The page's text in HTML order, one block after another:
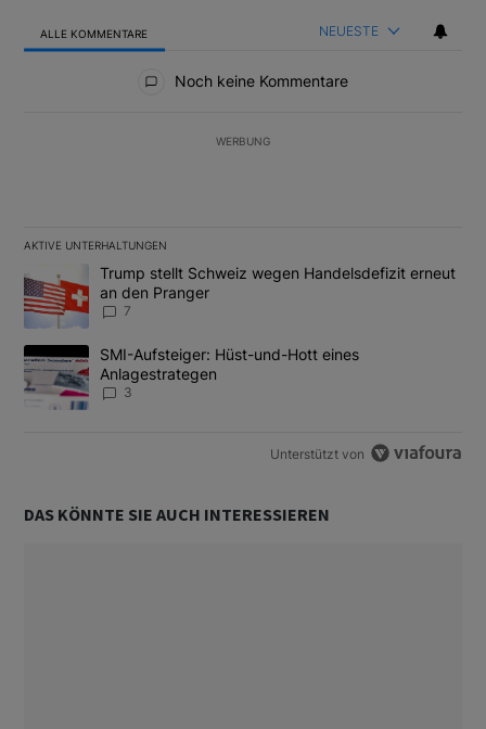
ALLE KOMMENTARE NEUESTE
Noch keine Kommentare
WERBUNG
AKTIVE UNTERHALTUNGEN
Ein Trendartikel mit dem Titel "Trump stellt Schweiz wegen
Trump stellt Schweiz wegen Handelsdefizit erneut
an den Pranger
7
Ein Trendartikel mit dem Titel "SMI-Aufsteiger: Hüst-und-Hott
SMI-Aufsteiger: Hüst-und-Hott eines
Anlagestrategen
3
Unterstützt von
DAS KÖNNTE SIE AUCH INTERESSIEREN